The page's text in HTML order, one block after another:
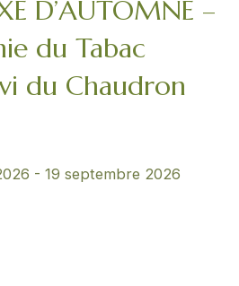
D’AUTOMNE –
du Tabac
du Chaudron
-19 septembre 2026